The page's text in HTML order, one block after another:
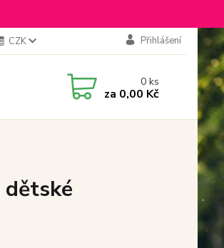
CZK Přihlášení
0ks
za 0,00 Kč